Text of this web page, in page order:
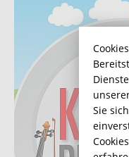
Sie